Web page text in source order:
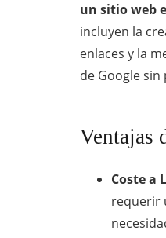
un sitio web
incluyen la
enlaces y la
de Google
Ventajas
Coste a
requerir